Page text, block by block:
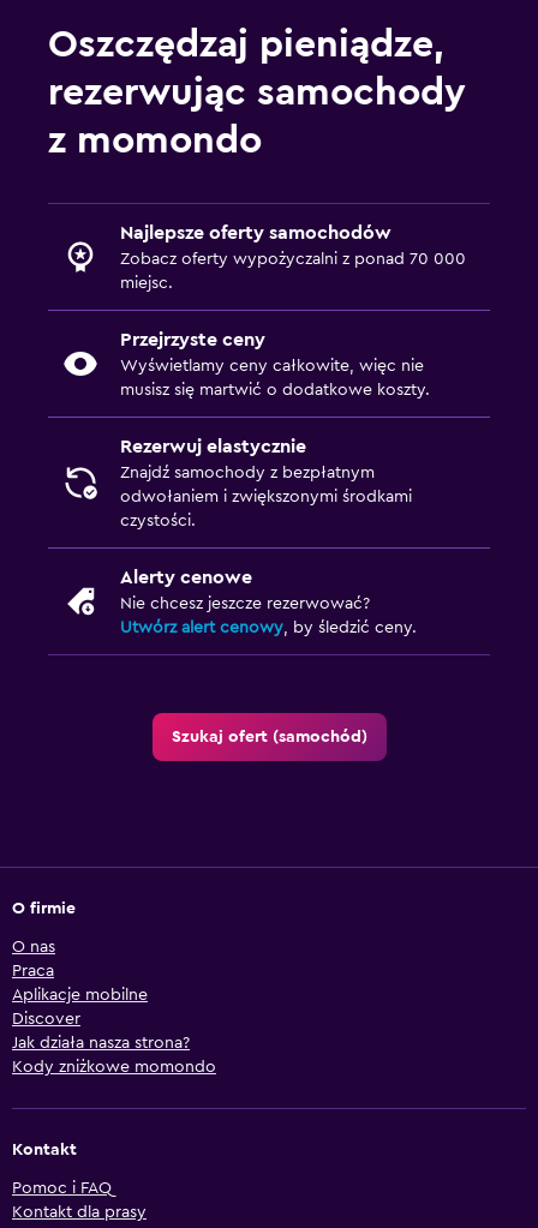
Oszczędzaj pieniądze,
rezerwując samochody
z momondo
Najlepsze oferty samochodów
Zobacz oferty wypożyczalni z ponad 70 000
miejsc.
Przejrzyste ceny
Wyświetlamy ceny całkowite, więc nie
musisz się martwić o dodatkowe koszty.
Rezerwuj elastycznie
Znajdź samochody z bezpłatnym
odwołaniem i zwiększonymi środkami
czystości.
Alerty cenowe
Nie chcesz jeszcze rezerwować?
Utwórz alert cenowy, by śledzić ceny.
Szukaj ofert (samochód)
O firmie
O nas
Praca
Aplikacje mobilne
Discover
Jak działa nasza strona?
Kody zniżkowe momondo
Kontakt
Pomoc i FAQ
Kontakt dla prasy